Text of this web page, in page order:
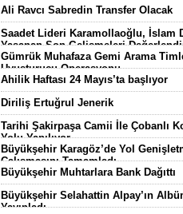
Battalgazi Belediyespor’da Yeni
Başladı
3 Bin 670 Çocuk Karatay Yaz
Okulları’nda Buluştu
Ali Ravcı Sabredin Transfer Olacak
Saadet Lideri Karamollaoğlu, İslam
Yaşanan Son Gelişmeleri
Gümrük Muhafaza Gemi Arama
Uyuşturucu Operasyonu
Ahilik Haftası 24 Mayıs’ta başlıyor
Diriliş Ertuğrul Jenerik
Tarihi Şakirpaşa Camii İle Çobanlı
Yolu Yapılıyor
Büyükşehir Karagöz’de Yol
Çalışmasını Tamamladı
Büyükşehir Muhtarlara Bank Dağıttı
Büyükşehir Selahattin Alpay’ın
Yayınladı